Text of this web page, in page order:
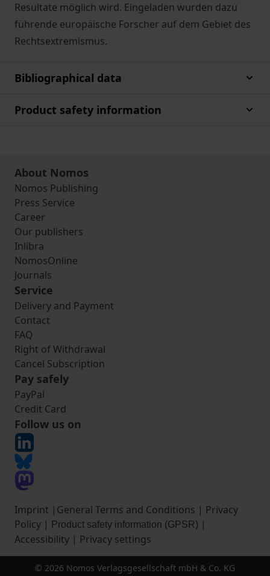
Resultate möglich wird. Eingeladen wurden dazu
führende europäische Forscher auf dem Gebiet des
Rechtsextremismus.
Bibliographical data
Product safety information
About Nomos
Nomos Publishing
Press Service
Career
Our publishers
Inlibra
NomosOnline
Journals
Service
Delivery and Payment
Contact
FAQ
Right of Withdrawal
Cancel Subscription
Pay safely
PayPal
Credit Card
Follow us on
Imprint | General Terms and Conditions | Privacy
Policy | Product safety information (GPSR) |
Accessibility | Privacy settings
© 2026 Nomos Verlagsgesellschaft mbH & Co. KG